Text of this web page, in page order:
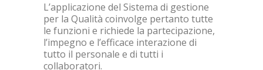
L’applicazione del Sistema di gestione
per la Qualità coinvolge pertanto tutte
le funzioni e richiede la partecipazione,
l’impegno e l’efficace interazione di
tutto il personale e di tutti i
collaboratori.